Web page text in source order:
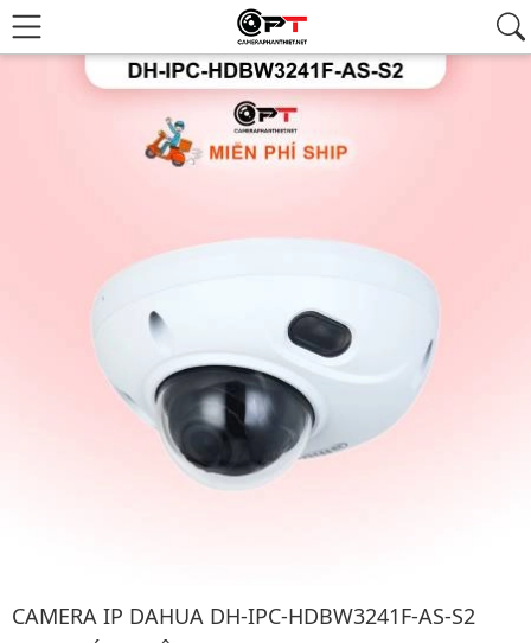
CAMERA IP DAHUA DH-IPC-HDBW3241F-AS-S2